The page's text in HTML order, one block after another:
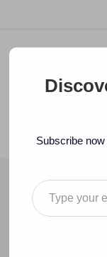
BLOG
2010 > October
Subscribe
Type your email…